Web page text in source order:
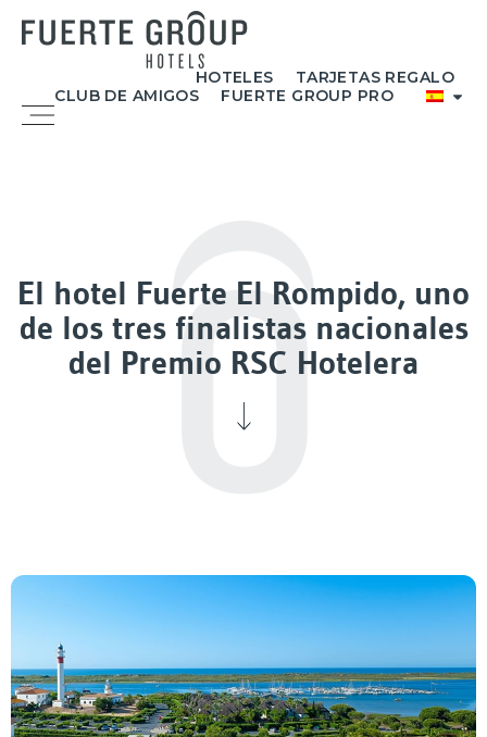
HOTELES
TARJETAS REGALO
CLUB DE AMIGOS
FUERTE GROUP PRO
Menú
El hotel Fuerte El Rompido, uno
de los tres finalistas nacionales
del Premio RSC Hotelera